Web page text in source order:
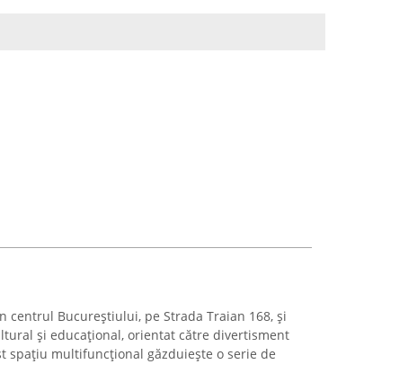
centrul Bucureștiului, pe Strada Traian 168, și
și educațional, orientat către divertisment
spațiu multifuncțional găzduiește o serie de